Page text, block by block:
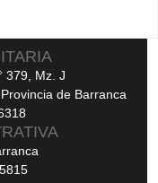
379, Mz. J
de Barranca